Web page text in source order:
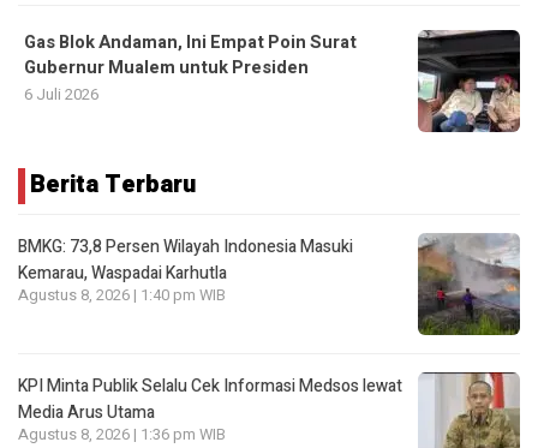
Gas Blok Andaman, Ini Empat Poin Surat
Gubernur Mualem untuk Presiden
6 Juli 2026
Berita Terbaru
BMKG: 73,8 Persen Wilayah Indonesia Masuki
Kemarau, Waspadai Karhutla
Agustus 8, 2026 | 1:40 pm WIB
KPI Minta Publik Selalu Cek Informasi Medsos lewat
Media Arus Utama
Agustus 8, 2026 | 1:36 pm WIB